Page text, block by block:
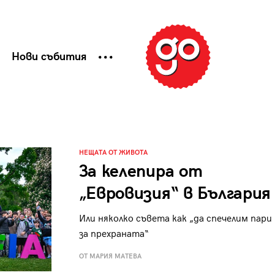
Нови събития
НЕЩАТА ОТ ЖИВОТА
За келепира от
„Евровизия“ в България
Или няколко съвета как „да спечелим пари
за прехраната“
ОТ МАРИЯ МАТЕВА